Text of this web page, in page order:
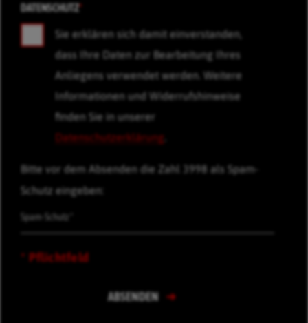
DATENSCHUTZ*
Sie erklären sich damit einverstanden,
dass Ihre Daten zur Bearbeitung Ihres
Anliegens verwendet werden. Weitere
Informationen und Widerrufshinweise
finden Sie in unserer
Datenschutzerklärung
Bitte vor dem Absenden die Zahl 3998 als Spam-
Schutz eingeben:
* Pflichtfeld
ABSENDEN